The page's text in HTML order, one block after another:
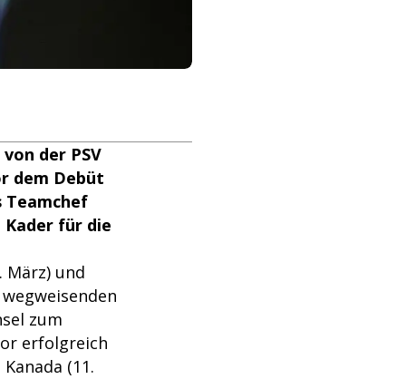
der PSV
dem Debüt
Teamchef
für die
März) und
zum
erfolgreich
(11.